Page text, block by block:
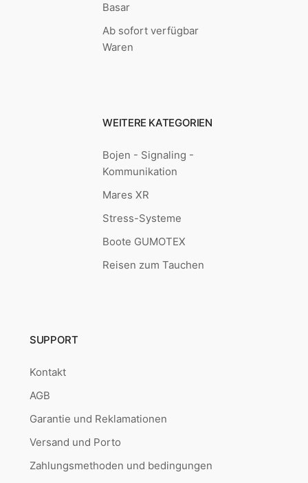
Basar
Ab sofort verfügbar
Waren
WEITERE KATEGORIEN
Bojen - Signaling -
Kommunikation
Mares XR
Stress-Systeme
Boote GUMOTEX
Reisen zum Tauchen
SUPPORT
Kontakt
AGB
Garantie und Reklamationen
Versand und Porto
Zahlungsmethoden und bedingungen